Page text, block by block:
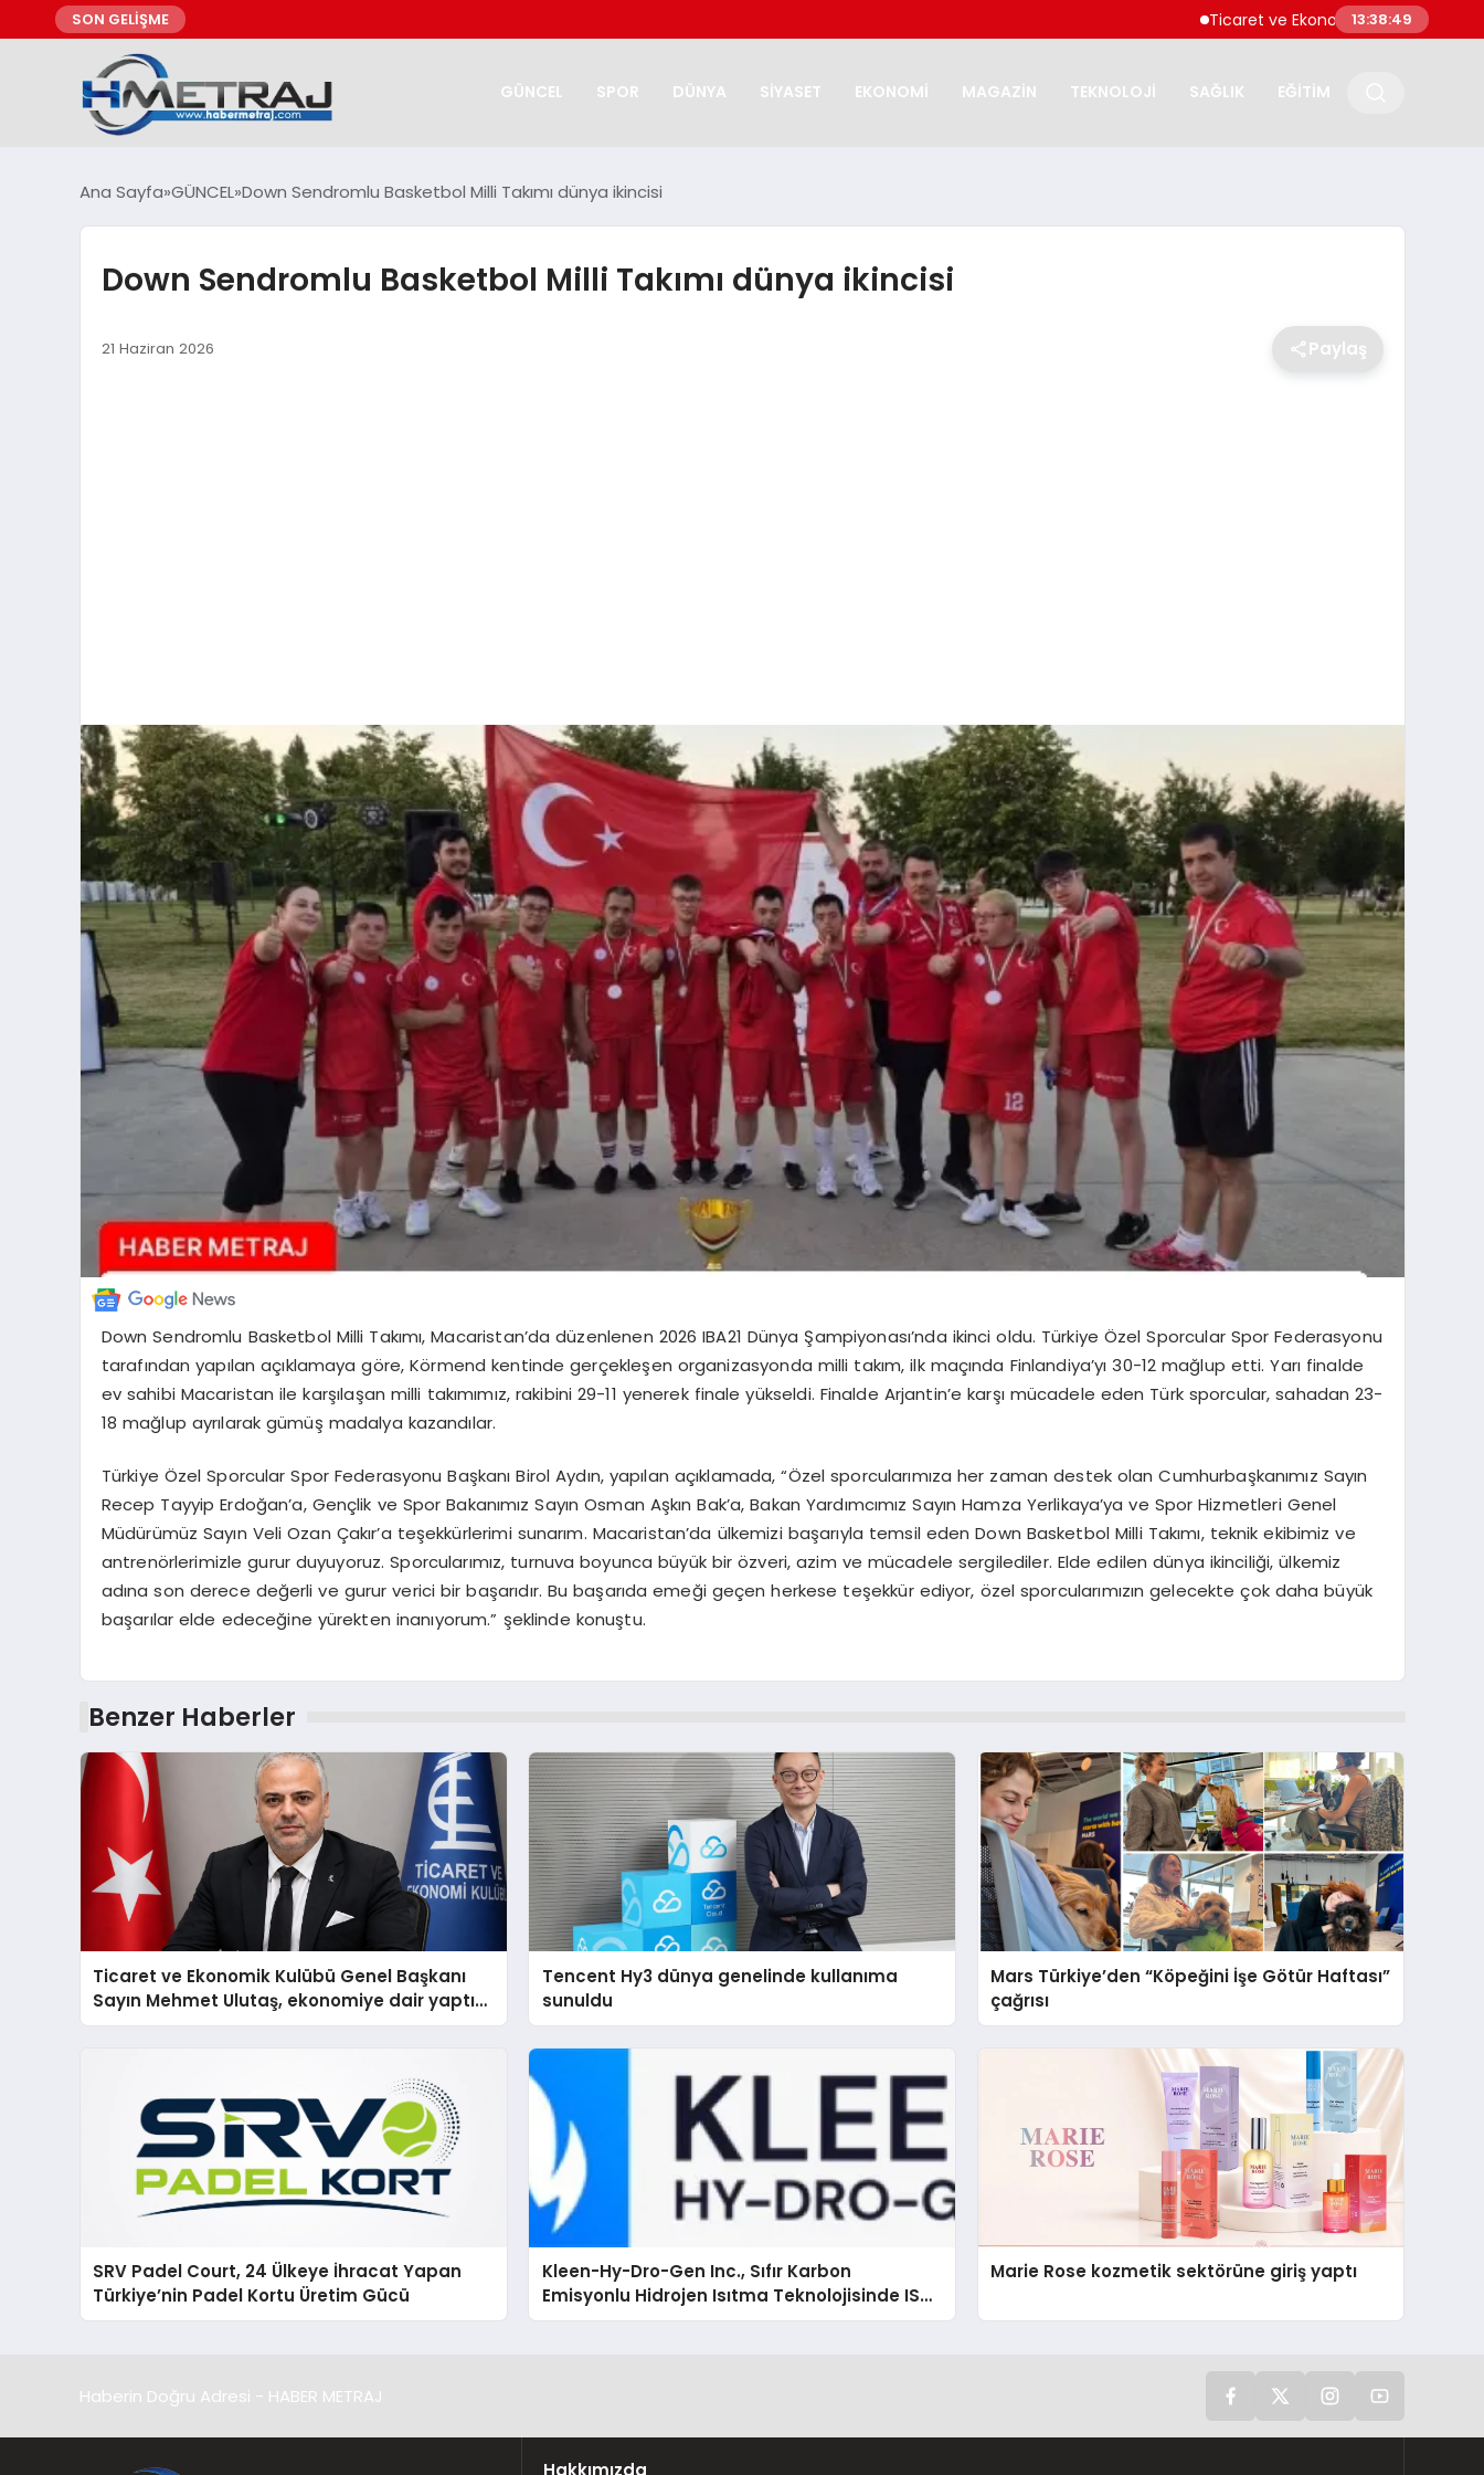
SON GELİŞME Ticaret ve Ekonomik Kulübü Genel
13:38:50
GÜNCEL SPOR DÜNYA SİYASET EKONOMİ MAGAZİN TEKNOLOJİ SAĞLIK EĞİTİM
Ana Sayfa GÜNCEL Down Sendromlu Basketbol Milli Takımı dünya ikincisi
Down Sendromlu Basketbol Milli Takımı dünya ikincisi
21 Haziran 2026 Paylaş
Down Sendromlu Basketbol Milli Takımı, Macaristan’da düzenlenen 2026 IBA21 Dünya Şampiyonası’nda ikinci oldu. Türkiye Özel Sporcular Spor Federasyonu
tarafından yapılan açıklamaya göre, Körmend kentinde gerçekleşen organizasyonda milli takım, ilk maçında Finlandiya’yı 30-12 mağlup etti. Yarı finalde
ev sahibi Macaristan ile karşılaşan milli takımımız, rakibini 29-11 yenerek finale yükseldi. Finalde Arjantin’e karşı mücadele eden Türk sporcular, sahadan 23-
18 mağlup ayrılarak gümüş madalya kazandılar.
Türkiye Özel Sporcular Spor Federasyonu Başkanı Birol Aydın, yapılan açıklamada, “Özel sporcularımıza her zaman destek olan Cumhurbaşkanımız Sayın
Recep Tayyip Erdoğan’a, Gençlik ve Spor Bakanımız Sayın Osman Aşkın Bak’a, Bakan Yardımcımız Sayın Hamza Yerlikaya’ya ve Spor Hizmetleri Genel
Müdürümüz Sayın Veli Ozan Çakır’a teşekkürlerimi sunarım. Macaristan’da ülkemizi başarıyla temsil eden Down Basketbol Milli Takımı, teknik ekibimiz ve
antrenörlerimizle gurur duyuyoruz. Sporcularımız, turnuva boyunca büyük bir özveri, azim ve mücadele sergilediler. Elde edilen dünya ikinciliği, ülkemiz
adına son derece değerli ve gurur verici bir başarıdır. Bu başarıda emeği geçen herkese teşekkür ediyor, özel sporcularımızın gelecekte çok daha büyük
başarılar elde edeceğine yürekten inanıyorum.” şeklinde konuştu.
Benzer Haberler
Ticaret ve Ekonomik Kulübü Genel Başkanı
Sayın Mehmet Ulutaş, ekonomiye dair yaptığı
açıklamada şunları kaydetti:
Tencent Hy3 dünya genelinde kullanıma
sunuldu
Mars Türkiye’den “Köpeğini İşe Götür Haftası”
çağrısı
SRV Padel Court, 24 Ülkeye İhracat Yapan
Türkiye’nin Padel Kortu Üretim Gücü
Kleen-Hy-Dro-Gen Inc., Sıfır Karbon
Emisyonlu Hidrojen Isıtma Teknolojisinde ISO
ve TSSA Düzenleyici Onaylarını Aldı
Marie Rose kozmetik sektörüne giriş yaptı
Haberin Doğru Adresi - HABER METRAJ
Hakkımızda